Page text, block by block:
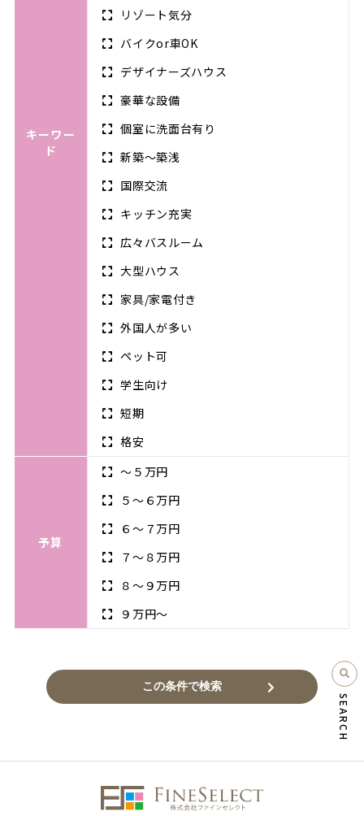
SEARCH
キーワー
ド
リゾート気分
バイクor車OK
デザイナーズハウス
豪華な設備
個室に洗面台有り
新築～築浅
国際交流
キッチン充実
広々バスルーム
大型ハウス
家具/家電付き
外国人が多い
ペット可
学生向け
短期
格安
予算
～５万円
５〜６万円
６〜７万円
７〜８万円
８〜９万円
９万円～